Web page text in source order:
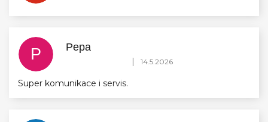
P Pepa
Hodnocení obchodu je 5 z 5 hvězdiček.
| 14.5.2026
Super komunikace i servis.